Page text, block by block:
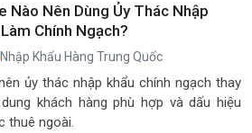
Nên Dùng Ủy Thác Nhập
Chính Ngạch?
Khẩu Hàng Trung Quốc
ủy thác nhập khẩu chính ngạch thay
khách hàng phù hợp và dấu hiệu
ngoài.